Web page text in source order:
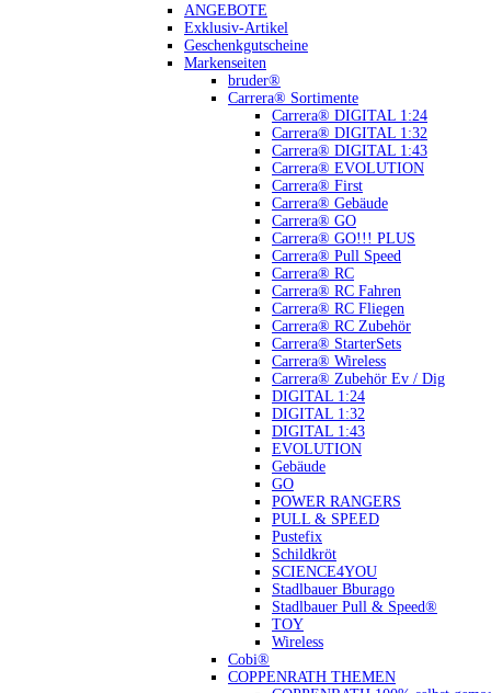
ANGEBOTE
Exklusiv-Artikel
Geschenkgutscheine
Markenseiten
bruder®
Carrera® Sortimente
Carrera® DIGITAL 1:24
Carrera® DIGITAL 1:32
Carrera® DIGITAL 1:43
Carrera® EVOLUTION
Carrera® First
Carrera® Gebäude
Carrera® GO
Carrera® GO!!! PLUS
Carrera® Pull Speed
Carrera® RC
Carrera® RC Fahren
Carrera® RC Fliegen
Carrera® RC Zubehör
Carrera® StarterSets
Carrera® Wireless
Carrera® Zubehör Ev / Dig
DIGITAL 1:24
DIGITAL 1:32
DIGITAL 1:43
EVOLUTION
Gebäude
GO
POWER RANGERS
PULL & SPEED
Pustefix
Schildkröt
SCIENCE4YOU
Stadlbauer Bburago
Stadlbauer Pull & Speed®
TOY
Wireless
Cobi®
COPPENRATH THEMEN